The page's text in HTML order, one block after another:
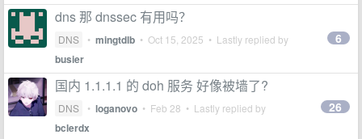
dns 那 dnssec 有用吗？
DNS • mingtdlb • Oct 15, 2025 • Lastly replied by
busier
6
国内 1.1.1.1 的 doh 服务 好像被墙了?
DNS • loganovo • Feb 28 • Lastly replied by
bclerdx
26